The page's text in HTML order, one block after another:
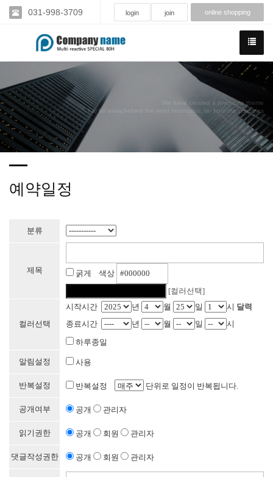
031-998-3709 login join online shopping
We have created a awesome theme
Far far away,behind the word mountains, far from the countries
예약일정
분류
제목
굵게 색상
[컬러선택]
컬러선택
시작시간 년 월 일 시 달력
종료시간
년 월 일
시
하루종일
알림설정 사용
반복설정 반복설정 단위로 일정이 반복됩니다.
공개여부 공개 관리자
읽기권한 공개 회원 관리자
댓글작성권한 공개 회원 관리자